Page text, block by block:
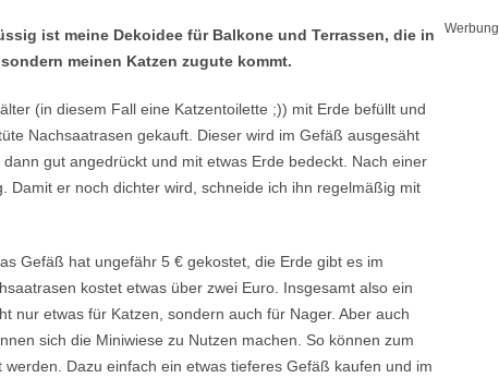
ist meine Dekoidee für Balkone und Terrassen, die in
meinen Katzen zugute kommt.
(in diesem Fall eine Katzentoilette ;)) mit Erde befüllt und
Nachsaatrasen gekauft. Dieser wird im Gefäß ausgesäht
gut angedrückt und mit etwas Erde bedeckt. Nach einer
Damit er noch dichter wird, schneide ich ihn regelmäßig mit
Gefäß hat ungefähr 5 € gekostet, die Erde gibt es im
kostet etwas über zwei Euro. Insgesamt also ein
nur etwas für Katzen, sondern auch für Nager. Aber auch
sich die Miniwiese zu Nutzen machen. So können zum
Dazu einfach ein etwas tieferes Gefäß kaufen und im
Werbung